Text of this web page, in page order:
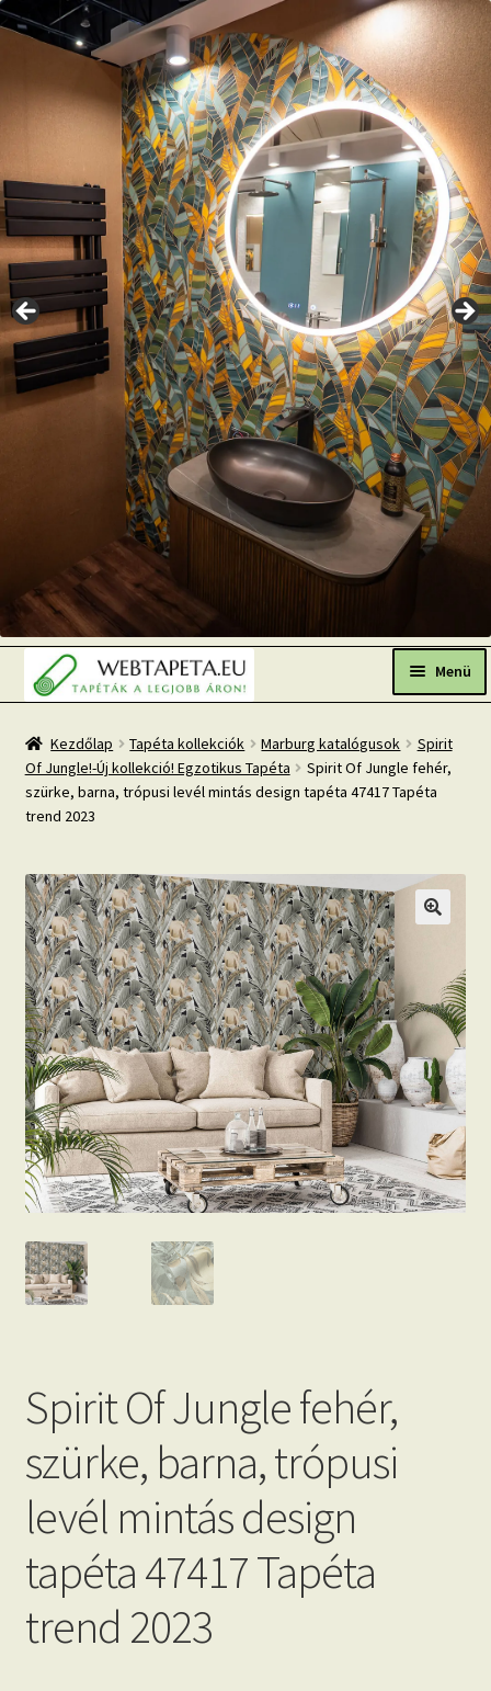
Ugrás
a
navigációhoz
Kilépés
a
tartalomba Menü
Népszerű tapéták
Fresh Up-2026 TOP TREND
Mi az a fotótapéta?
Tapétázási tanácsok
Beton hatású tapéták
Kapcsolat
Kezdőlap Tapéta kollekciók Marburg katalógusok
Spirit
Of Jungle!-Új kollekció! Egzotikus Tapéta
Spirit Of Jungle fehér,
szürke, barna, trópusi levél mintás design tapéta 47417 Tapéta
trend 2023
Spirit Of Jungle fehér,
szürke, barna, trópusi
levél mintás design
tapéta 47417 Tapéta
trend 2023